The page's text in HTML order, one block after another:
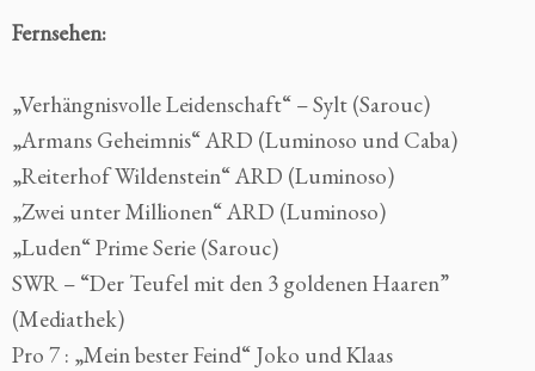
Fernsehen:
„Verhängnisvolle Leidenschaft“ – Sylt (Sarouc)
„Armans Geheimnis“ ARD (Luminoso und Caba)
„Reiterhof Wildenstein“ ARD (Luminoso)
„Zwei unter Millionen“ ARD (Luminoso)
„Luden“ Prime Serie (Sarouc)
SWR – “Der Teufel mit den 3 goldenen Haaren”
(Mediathek)
Pro 7 : „Mein bester Feind“ Joko und Klaas